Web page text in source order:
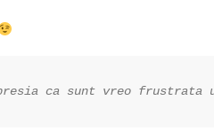
ca sunt vreo